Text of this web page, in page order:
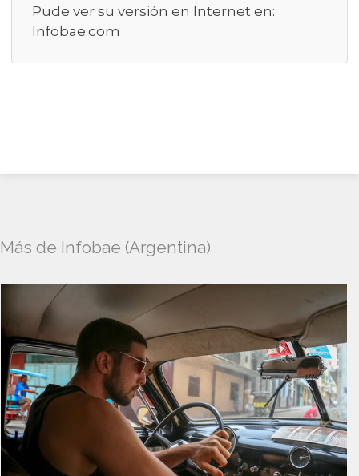
Pude ver su versión en Internet en:
Infobae.com
Más de Infobae (Argentina)